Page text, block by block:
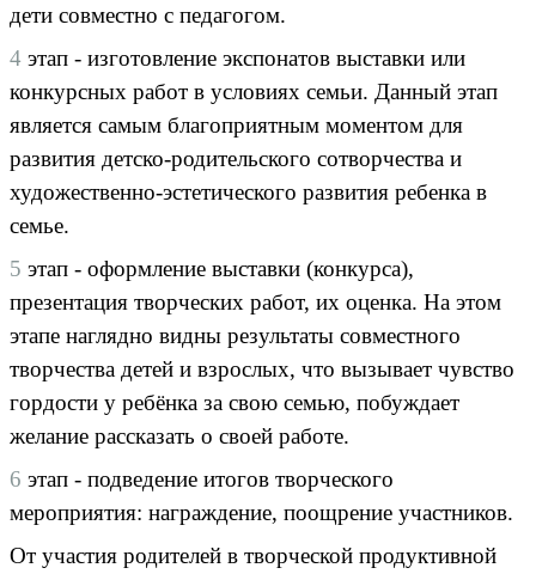
дети совместно с педагогом.
4 этап - изготовление экспонатов выставки или
конкурсных работ в условиях семьи. Данный этап
является самым благоприятным моментом для
развития детско-родительского сотворчества и
художественно-эстетического развития ребенка в
семье.
5 этап - оформление выставки (конкурса),
презентация творческих работ, их оценка. На этом
этапе наглядно видны результаты совместного
творчества детей и взрослых, что вызывает чувство
гордости у ребёнка за свою семью, побуждает
желание рассказать о своей работе.
6 этап - подведение итогов творческого
мероприятия: награждение, поощрение участников.
От участия родителей в творческой продуктивной